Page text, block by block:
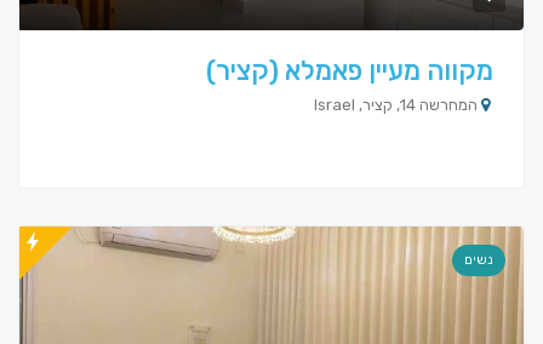
מקווה מעיין פאמלא (קציר)
המחרשה 14, קציר, Israel
נשים